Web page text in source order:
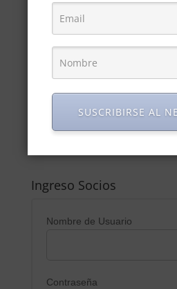
repercuten en la pérdida de
mercados nacionales e
industria, va a ser necesario
Ingreso Socios
Nombre de Usuario
Contraseña
SUSCRIBIRSE AL